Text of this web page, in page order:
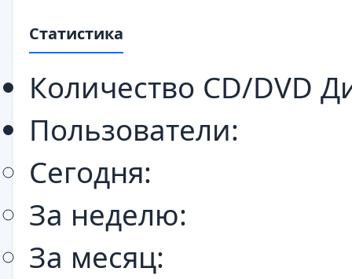
Статистика
Количество CD/DVD
Пользователи:
Сегодня:
За неделю:
За месяц: